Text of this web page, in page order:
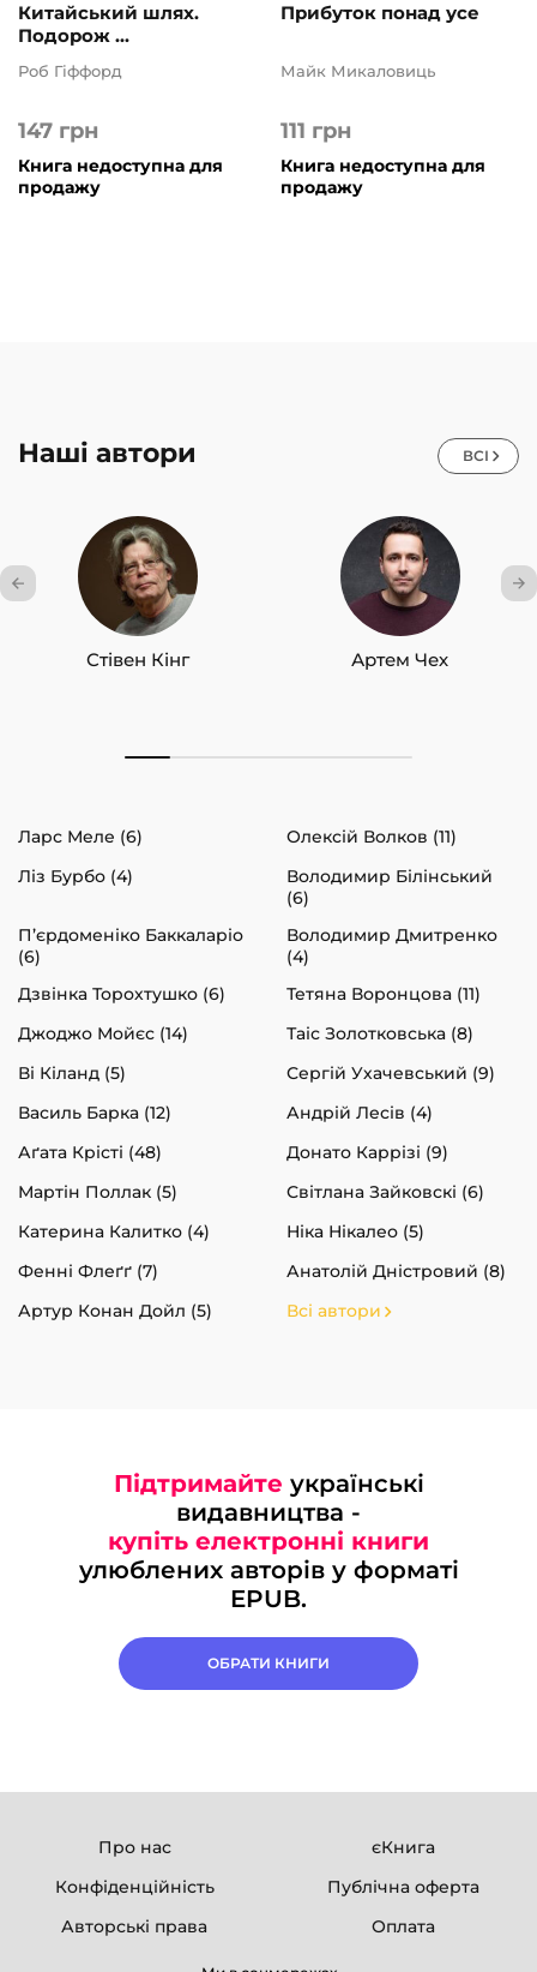
Китайський шлях.
Подорож ...
147 грн
Роб Гіффорд
Книга недоступна для
продажу
Прибуток понад усе
111 грн
Майк Микаловиць
Книга недоступна для
продажу
Наші автори ВСІ
Стівен Кінг Артем Чех
Ларс Меле (6)
Олексій Волков (11)
Ліз Бурбо (4)
Володимир Білінський
(6)
П’єрдоменіко Баккаларіо
(6)
Володимир Дмитренко
(4)
Дзвінка Торохтушко (6)
Тетяна Воронцова (11)
Джоджо Мойєс (14)
Таіс Золотковська (8)
Ві Кіланд (5)
Сергій Ухачевський (9)
Василь Барка (12)
Андрій Лесів (4)
Аґата Крісті (48)
Донато Каррізі (9)
Мартін Поллак (5)
Світлана Зайковскі (6)
Катерина Калитко (4)
Ніка Нікалео (5)
Фенні Флеґґ (7)
Анатолій Дністровий (8)
Артур Конан Дойл (5)
Всі автори
Підтримайте українські
видавництва -
купіть електронні книги
улюблених авторів у форматі
EPUB.
ОБРАТИ КНИГИ
Про нас
єКнига
Конфіденційність
Публічна оферта
Авторські права
Оплата